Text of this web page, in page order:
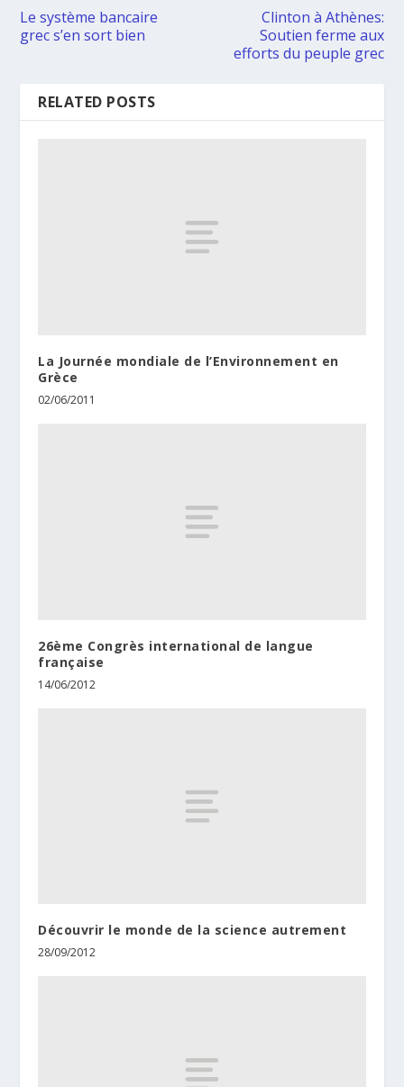
Le système bancaire
grec s’en sort bien
Clinton à Athènes:
Soutien ferme aux
efforts du peuple grec
RELATED POSTS
La Journée mondiale de l’Environnement en
Grèce
02/06/2011
26ème Congrès international de langue
française
14/06/2012
Découvrir le monde de la science autrement
28/09/2012